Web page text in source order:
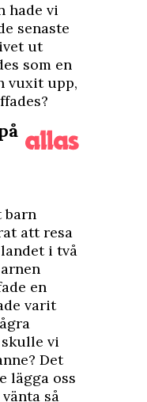
hade vi
senaste
ut
som en
vuxit upp,
barn
att resa
i två
en
varit
vi
Det
lägga oss
så